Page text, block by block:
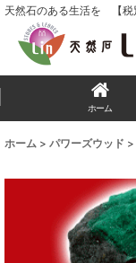
天然石のある生活を 【税
ホーム
ホーム > パワーズウッド >